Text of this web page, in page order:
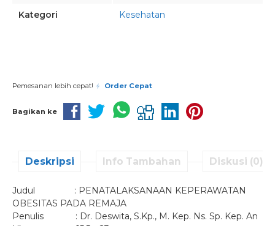
Kategori Kesehatan
Pemesanan lebih cepat! Order Cepat
Bagikan ke
Deskripsi Info Tambahan Diskusi (0)
Judul : PENATALAKSANAAN KEPERAWATAN
OBESITAS PADA REMAJA
Penulis : Dr. Deswita, S.Kp., M. Kep. Ns. Sp. Kep. An